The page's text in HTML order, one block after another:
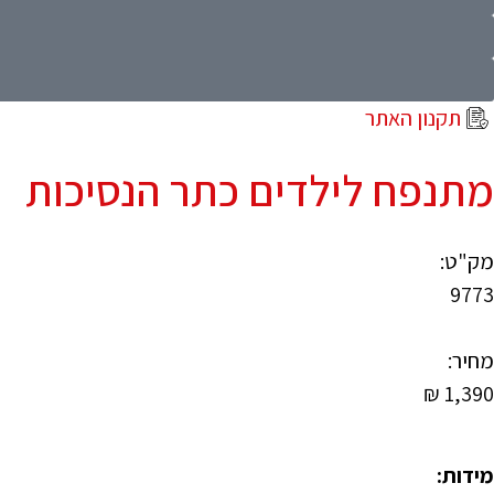
תקנון האתר
מתנפח לילדים כתר הנסיכות
מק"ט:
9773
מחיר:
₪ 1,390
מידות: